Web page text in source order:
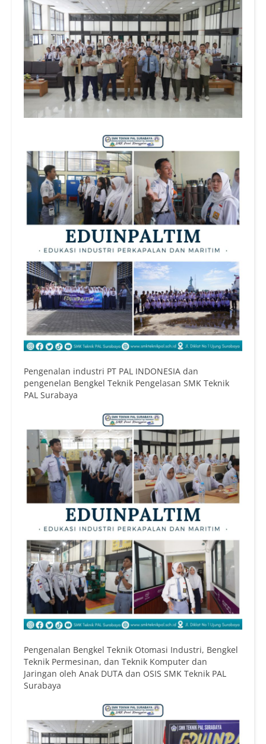
Pengenalan industri PT PAL INDONESIA dan
pengenelan Bengkel Teknik Pengelasan SMK Teknik
PAL Surabaya
Pengenalan Bengkel Teknik Otomasi Industri, Bengkel
Teknik Permesinan, dan Teknik Komputer dan
Jaringan oleh Anak DUTA dan OSIS SMK Teknik PAL
Surabaya